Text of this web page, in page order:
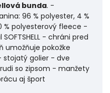
bunda. -
96 % polyester, 4 %
% polyesterový fleece -
- chráni pred
umožňuje pokožke
stojatý golier - dve
so zipsom - manžety
aj šport